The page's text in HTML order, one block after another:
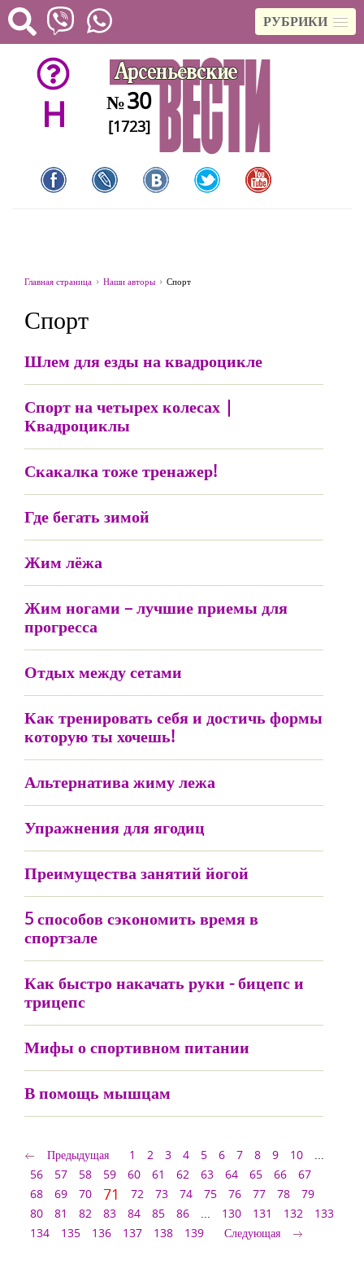
РУБРИКИ
H №30
[1723]
Главная страница Наши авторы Спорт
Спорт
Шлем для езды на квадроцикле
Спорт на четырех колесах |
Квадроциклы
Скакалка тоже тренажер!
Где бегать зимой
Жим лёжа
Жим ногами – лучшие приемы для
прогресса
Отдых между сетами
Как тренировать себя и достичь формы
которую ты хочешь!
Альтернатива жиму лежа
Упражнения для ягодиц
Преимущества занятий йогой
5 способов сэкономить время в
спортзале
Как быстро накачать руки - бицепс и
трицепс
Мифы о спортивном питании
В помощь мышцам
Предыдущая 1 2 3 4 5 6 7 8 9 10
...
56
57 58 59 60 61 62 63 64 65 66
67
68
69 70 71 72 73 74 75 76 77 78
79
80
81 82 83 84 85 86 ... 130 131 132
133
134
135 136 137 138 139 Следующая